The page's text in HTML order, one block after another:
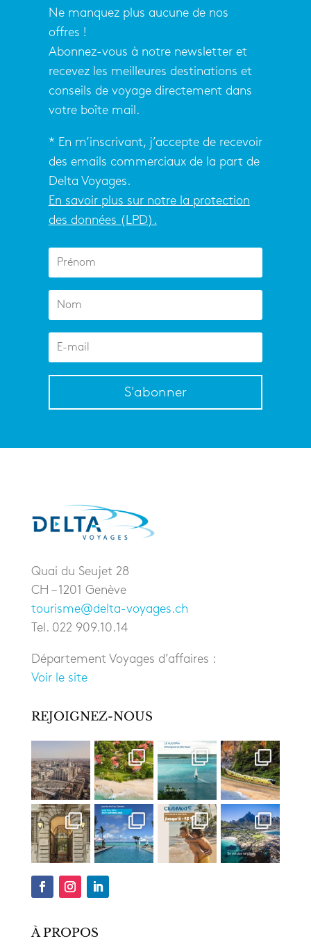
Ne manquez plus aucune de nos
offres !
Abonnez-vous à notre newsletter et
recevez les meilleures destinations et
conseils de voyage directement dans
votre boîte mail.
* En m’inscrivant, j’accepte de recevoir
des emails commerciaux de la part de
Delta Voyages.
En savoir plus sur notre la protection
des données (LPD).
S'abonner
Quai du Seujet 28
CH – 1201 Genève
tourisme@delta-voyages.ch
Tel. 022 909.10.14
Département Voyages d’affaires :
Voir le site
REJOIGNEZ-NOUS
À PROPOS